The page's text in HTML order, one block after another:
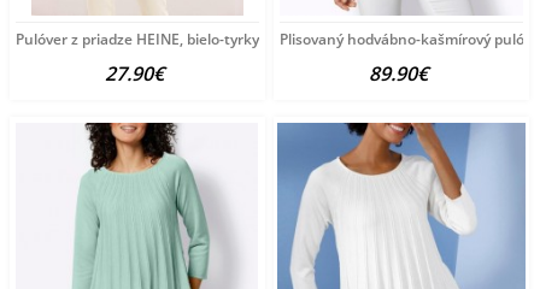
Pulóver z priadze HEINE, bielo-tyrkysový
27.90€
Plisovaný hodvábno-kašmírový
89.90€